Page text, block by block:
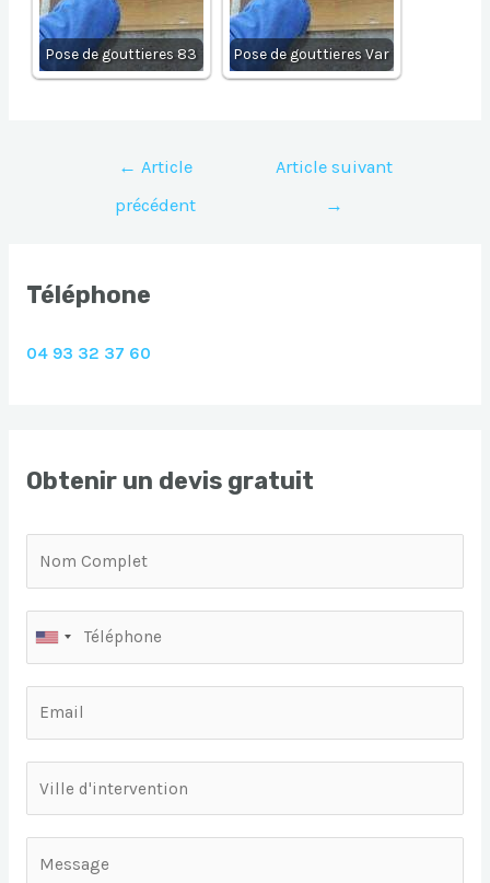
Pose de gouttieres 83 Pose de gouttieres Var
Navigation
l’article
← Article
précédent
Article suivant
→
Téléphone
04 93 32 37 60
Obtenir un devis gratuit